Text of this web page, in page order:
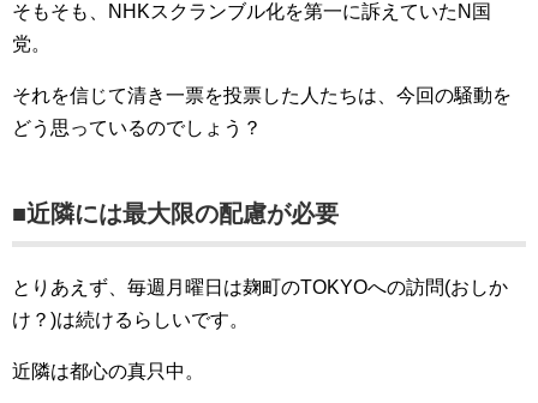
そもそも、NHKスクランブル化を第一に訴えていたN国
党。
それを信じて清き一票を投票した人たちは、今回の騒動を
どう思っているのでしょう？
■近隣には最大限の配慮が必要
とりあえず、毎週月曜日は麹町のTOKYOへの訪問(おしか
け？)は続けるらしいです。
近隣は都心の真只中。